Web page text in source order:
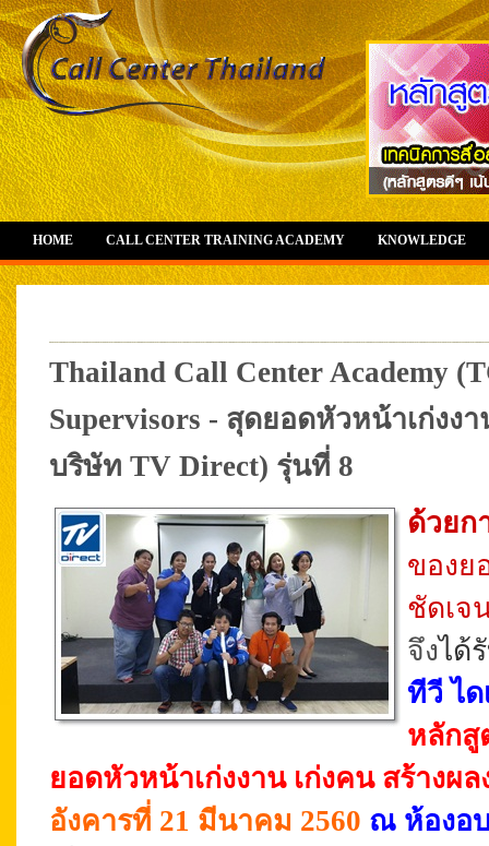
HOME CALL CENTER TRAINING ACADEMY KNOWLEDGE
Thailand Call Center Academy
Supervisors - สุดยอดหัวหน้าเก่งง
บริษัท TV Direct) รุ่นที่ 8
ด้วยก
ของย
ชัดเจ
จึงได้
ทีวี ไ
หลักสู
ยอดหัวหน้าเก่งงาน เก่งคน สร้างผล
อังคารที่ 21 มีนาคม 2560 ณ ห้องอ